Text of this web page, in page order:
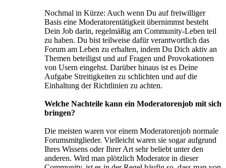
Nochmal in Kürze: Auch wenn Du auf freiwilliger
Basis eine Moderatorentätigkeit übernimmst besteht
Dein Job darin, regelmäßig am Community-Leben teil
zu haben. Du bist teilweise dafür verantwortlich das
Forum am Leben zu erhalten, indem Du Dich aktiv an
Themen beteiligst und auf Fragen und Provokationen
von Usern eingehst. Darüber hinaus ist es Deine
Aufgabe Streitigkeiten zu schlichten und auf die
Einhaltung der Richtlinien zu achten.
Welche Nachteile kann ein Moderatorenjob mit sich
bringen?
Die meisten waren vor einem Moderatorenjob normale
Forumsmitglieder. Vielleicht waren sie sogar aufgrund
Ihres Wissens oder Ihrer Art sehr beliebt unter den
anderen. Wird man plötzlich Moderator in dieser